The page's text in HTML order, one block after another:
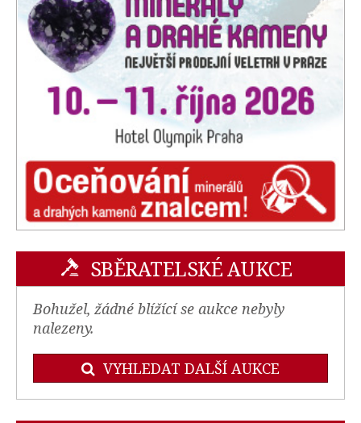
SBĚRATELSKÉ AUKCE
Bohužel, žádné blížící se aukce nebyly
nalezeny.
VYHLEDAT DALŠÍ AUKCE